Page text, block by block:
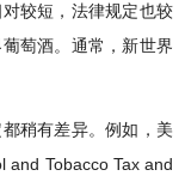
较短，法律规定也较
萄酒。通常，新世界
稍有差异。例如，美
and Tobacco Tax and